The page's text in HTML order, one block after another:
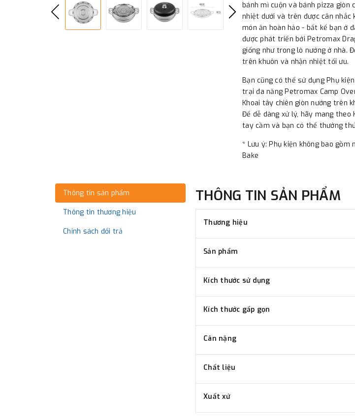
bánh mì cuộn và bánh pizza giòn
nhiệt dưới và trên được cân nhắc
món ăn hoàn hảo - bất kể bạn ở
được phát triển bởi Petromax
giống như trong lò nướng ở nhà.
trên khuôn và nhận nhiệt tối ưu.
Bạn cũng có thể sử dụng Phụ
trại đa năng Petromax Camp
Khoai tây chiên giòn nướng trên
Để dễ dàng xử lý, hãy mang theo
tay cầm và bạn có thể thưởng
* Lưu ý: Phụ kiện không bao gồm
Bake
Thông tin sản phẩm
Thông tin thương hiệu
Chính sách đổi trả
THÔNG TIN SẢN PHẨM
Thương hiệu
Sản phẩm
Kích thước sử dụng
Kích thước gấp gọn
Cân nặng
Chất liệu
Xuất xứ